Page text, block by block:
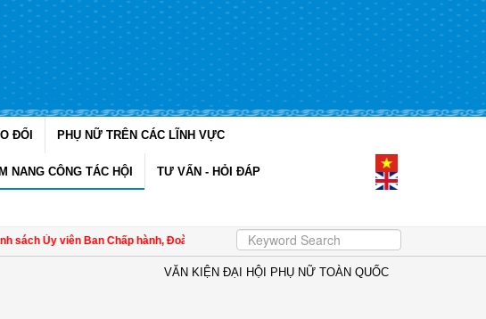
ĐỔI PHỤ NỮ TRÊN CÁC LĨNH VỰC
NANG CÔNG TÁC HỘI TƯ VẤN - HỎI ĐÁP
sách Ủy viên Ban Chấp hành, Đoàn Chủ tịch và Thường trực Đoàn Chủ tịch
VĂN KIỆN ĐẠI HỘI PHỤ NỮ TOÀN QUỐC